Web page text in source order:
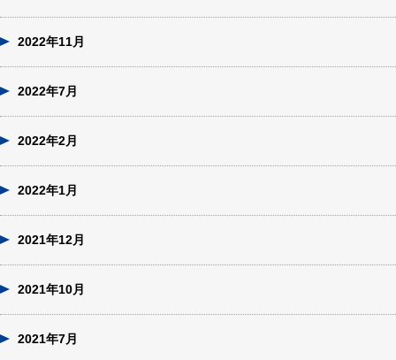
2022年11月
2022年7月
2022年2月
2022年1月
2021年12月
2021年10月
2021年7月